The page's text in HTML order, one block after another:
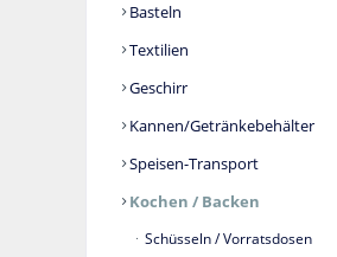
Basteln
Textilien
Geschirr
Kannen/Getränkebehälter
Speisen-Transport
Kochen / Backen
Schüsseln / Vorratsdosen